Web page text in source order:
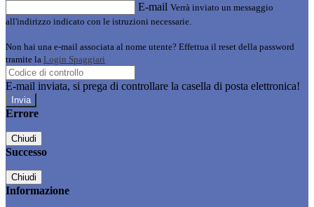
E-mail Verrà inviato un messaggio
all'indirizzo indicato con le istruzioni necessarie.
Non hai una e-mail associata al nome utente? Effettua il reset della password
tramite la Login Spaggiari
E-mail inviata, si prega di controllare la casella di posta elettronica!
Errore
Chiudi
Successo
Chiudi
Informazione